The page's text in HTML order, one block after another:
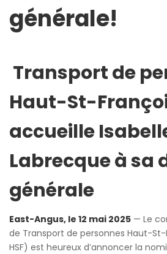
générale!
Transport de
Haut-St-
accueille
Labrecque à sa
générale
East-Angus, le 12 mai 2025 — Le
de Transport de personnes Haut-
HSF) est heureux d’annoncer la